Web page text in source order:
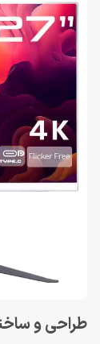
طراحی و